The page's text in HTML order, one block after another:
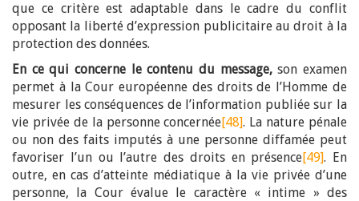
que ce critère est adaptable dans le cadre du conflit
opposant la liberté d’expression publicitaire au droit à la
protection des données.
En ce qui concerne le contenu du message,son examen
permet à la Cour européenne des droits de l’Homme de
mesurer les conséquences de l’information publiée sur la
vie privée de la personne concernée[48]. La nature pénale
ou non des faits imputés à une personne diffamée peut
favoriser l’un ou l’autre des droits en présence[49]. En
outre, en cas d’atteinte médiatique à la vie privée d’une
personne, la Cour évalue le caractère « intime » des